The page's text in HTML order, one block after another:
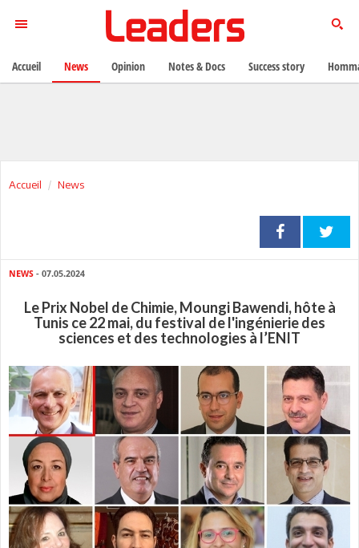
Accueil News
NEWS - 07.05.2024
Le Prix Nobel de Chimie, Moungi Bawendi, hôte à
Tunis ce 22 mai, du festival de l'ingénierie des
sciences et des technologies à l’ENIT
Accueil News Opinion Notes & Docs Success story